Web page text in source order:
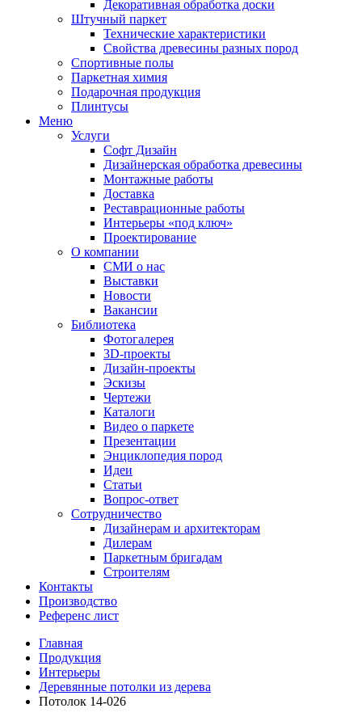
Декоративная обработка доски
Штучный паркет
Технические характеристики
Свойства древесины разных пород
Спортивные полы
Паркетная химия
Подарочная продукция
Плинтусы
Меню
Услуги
Софт Дизайн
Дизайнерская обработка древесины
Монтажные работы
Доставка
Реставрационные работы
Интерьеры «под ключ»
Проектирование
О компании
СМИ о нас
Выставки
Новости
Вакансии
Библиотека
Фотогалерея
3D-проекты
Дизайн-проекты
Эскизы
Чертежи
Каталоги
Видео о паркете
Презентации
Энциклопедия пород
Идеи
Статьи
Вопрос-ответ
Сотрудничество
Дизайнерам и архитекторам
Дилерам
Паркетным бригадам
Строителям
Контакты
Производство
Референс лист
Главная
Продукция
Интерьеры
Деревянные потолки из дерева
Потолок 14-026